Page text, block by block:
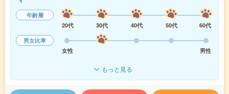
年齢層
20代
30代 40代 50代
60代
男女比率
女性
男性
もっと見る